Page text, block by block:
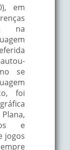
em
na
se
foi
e
jogos